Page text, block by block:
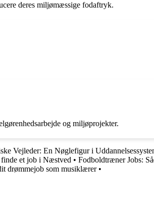
deres miljømæssige fodaftryk.
og miljøprojekter.
Vejleder: En Nøglefigur i
et job i Næstved • Fodboldtræner Jobs:
drømmejob som musiklærer•